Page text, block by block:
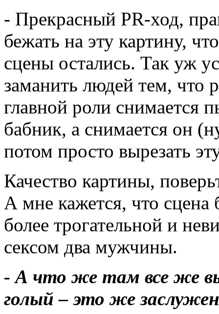
- Прекрасный PR-ход,
бежать на эту картину,
сцены остались. Так уж
заманить людей тем, что
главной роли снимается
бабник, а снимается он
потом просто вырезать
Качество картины,
А мне кажется, что сцена
более трогательной и
сексом два мужчины.
- А что же там все же
голый – это же